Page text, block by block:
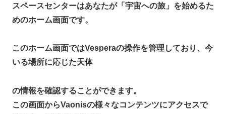
スペースセンターはあなたが「宇宙への旅」を始めるた
めのホーム画面です。
このホーム画面ではVesperaの操作を管理しており、今
いる場所に応じた天体
の情報を確認することができます。
この画面からVaonisの様々なコンテンツにアクセスで